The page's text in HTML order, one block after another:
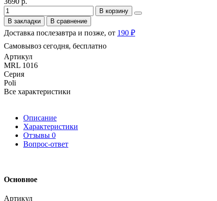
В корзину
В закладки
В сравнение
Доставка послезавтра и позже, от 190 ₽
Самовывоз сегодня, бесплатно
Артикул
MRL 1016
Серия
Poli
Все характеристики
Описание
Характеристики
Отзывы 0
Вопрос-ответ
Основное
Артикул